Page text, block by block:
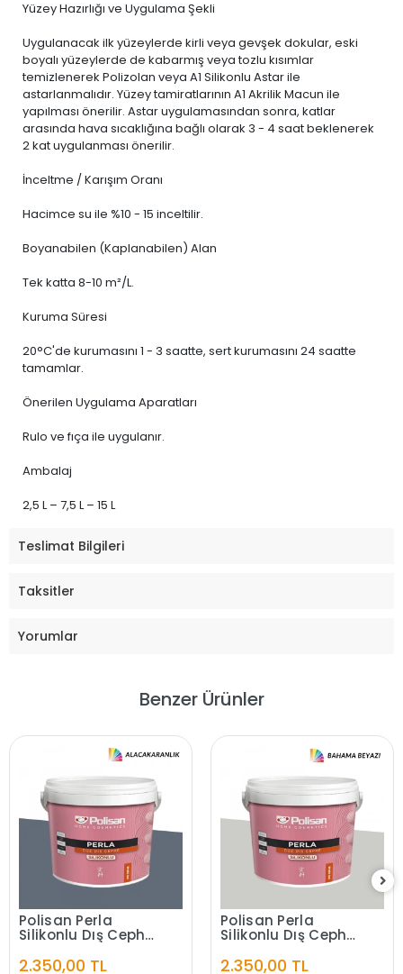
Yüzey Hazırlığı ve Uygulama Şekli
Uygulanacak ilk yüzeylerde kirli veya gevşek dokular, eski
boyalı yüzeylerde de kabarmış veya tozlu kısımlar
temizlenerek Polizolan veya A1 Silikonlu Astar ile
astarlanmalıdır. Yüzey tamiratlarının A1 Akrilik Macun ile
yapılması önerilir. Astar uygulamasından sonra, katlar
arasında hava sıcaklığına bağlı olarak 3 - 4 saat beklenerek
2 kat uygulanması önerilir.
İnceltme / Karışım Oranı
Hacimce su ile %10 - 15 inceltilir.
Boyanabilen (Kaplanabilen) Alan
Tek katta 8-10 m²/L.
Kuruma Süresi
20°C'de kurumasını 1 - 3 saatte, sert kurumasını 24 saatte
tamamlar.
Önerilen Uygulama Aparatları
Rulo ve fıça ile uygulanır.
Ambalaj
2,5 L – 7,5 L – 15 L
Teslimat Bilgileri
Taksitler
Yorumlar
Benzer Ürünler
Polisan Perla
Silikonlu Dış Cephe
2.350,00 TL
Polisan Perla
Silikonlu Dış Cephe
2.350,00 TL